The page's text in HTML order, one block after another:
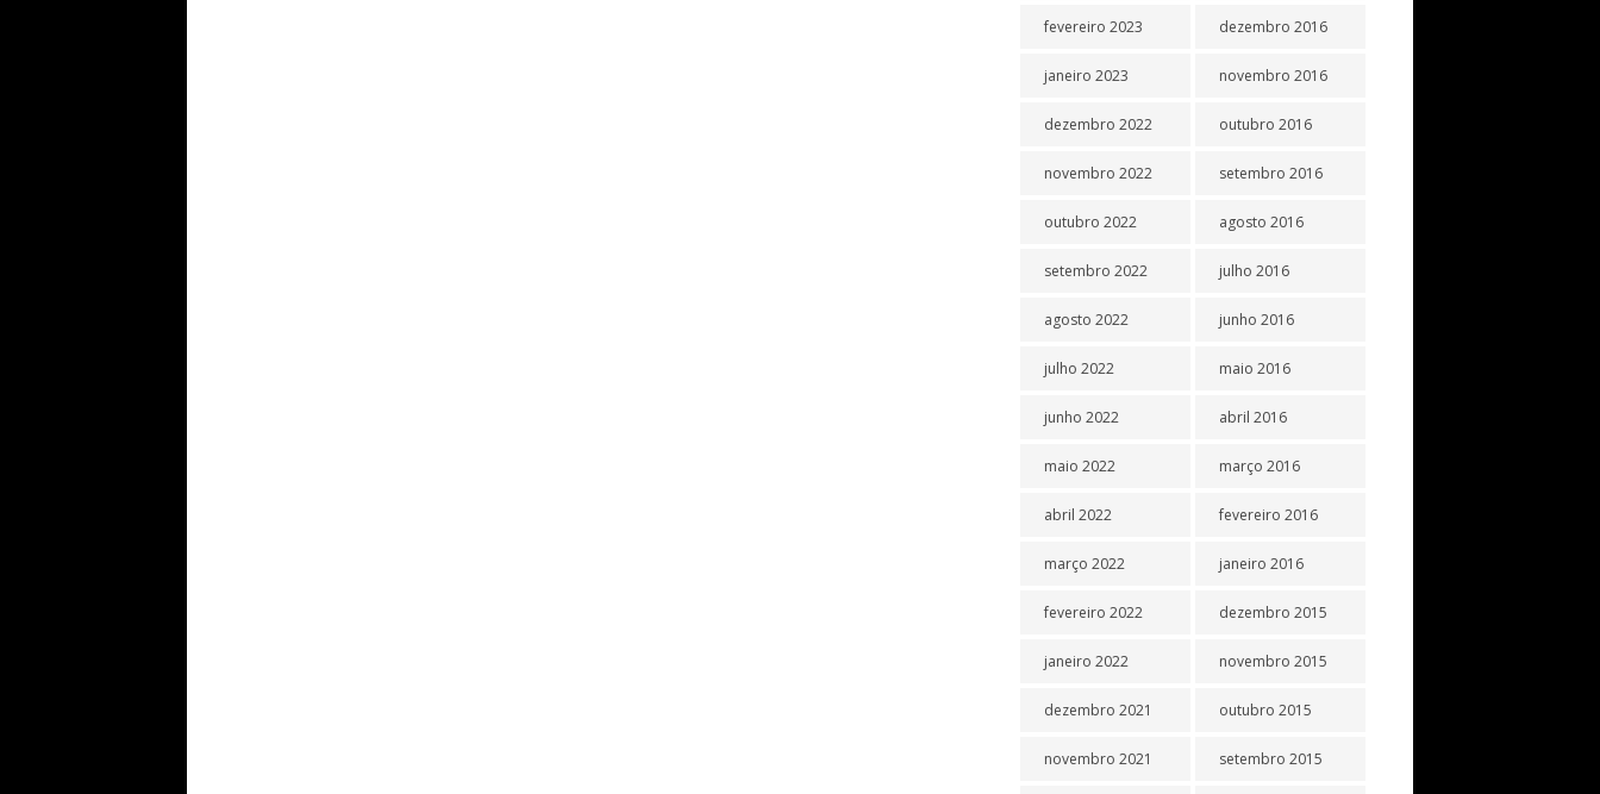
fevereiro 2023
janeiro 2023
dezembro 2022
novembro 2022
outubro 2022
setembro 2022
agosto 2022
julho 2022
junho 2022
maio 2022
abril 2022
março 2022
fevereiro 2022
janeiro 2022
dezembro 2021
novembro 2021
dezembro 2016
novembro 2016
outubro 2016
setembro 2016
agosto 2016
julho 2016
junho 2016
maio 2016
abril 2016
março 2016
fevereiro 2016
janeiro 2016
dezembro 2015
novembro 2015
outubro 2015
setembro 2015